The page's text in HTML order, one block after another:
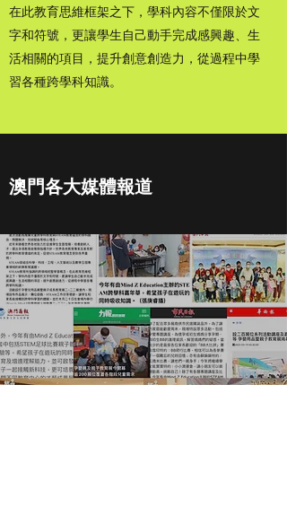
在此教育思維框架之下，學科內容不僅限於文
字和符號，更讓學生自己動手完成感興趣、生
活相關的項目，提升創意創造力，從過程中學
習各種跨學科知識。
澳門各大媒體報道